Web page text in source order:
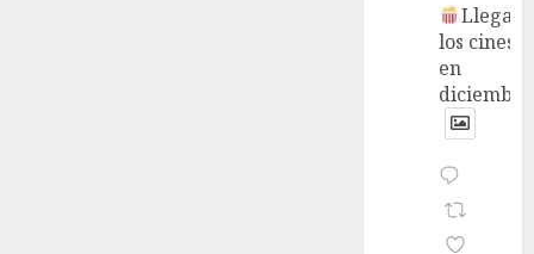
Llega a
los cines
en